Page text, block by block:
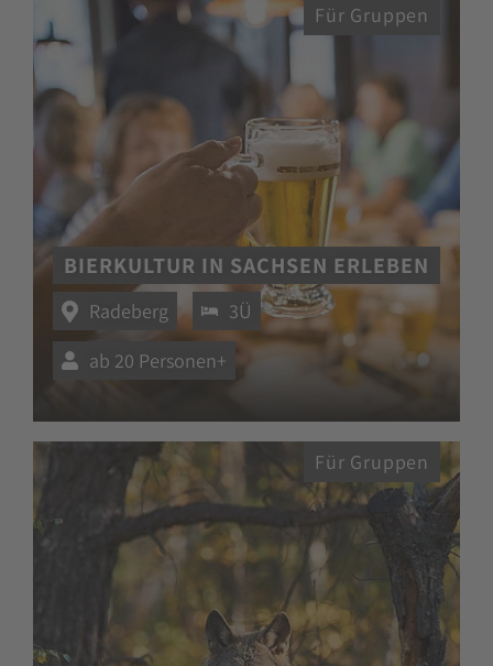
Für Gruppen
BIERKULTUR IN SACHSEN ERLEBEN
Radeberg
3Ü
ab 20 Personen+
Für Gruppen